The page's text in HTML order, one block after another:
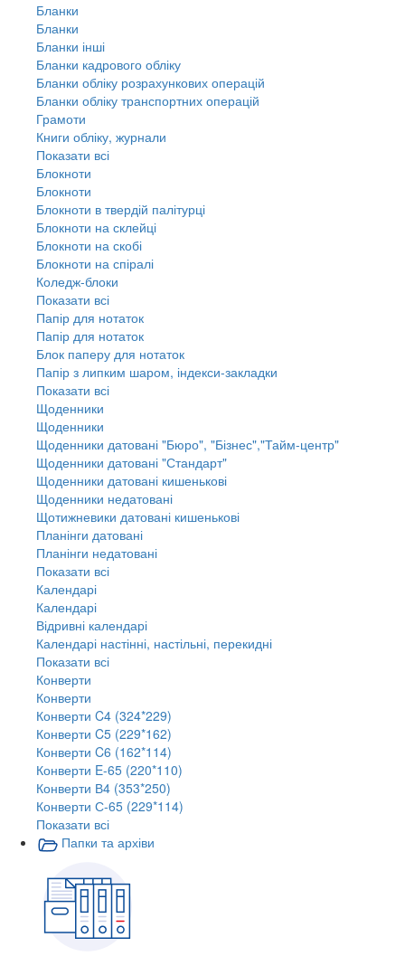
Бланки
Бланки
Бланки інші
Бланки кадрового обліку
Бланки обліку розрахункових операцій
Бланки обліку транспортних операцій
Грамоти
Книги обліку, журнали
Показати всі
Блокноти
Блокноти
Блокноти в твердій палітурці
Блокноти на склейці
Блокноти на скобі
Блокноти на спіралі
Коледж-блоки
Показати всі
Папір для нотаток
Папір для нотаток
Блок паперу для нотаток
Папір з липким шаром, індекси-закладки
Показати всі
Щоденники
Щоденники
Щоденники датовані "Бюро", "Бізнес","Тайм-центр"
Щоденники датовані "Стандарт"
Щоденники датовані кишенькові
Щоденники недатовані
Щотижневики датовані кишенькові
Планінги датовані
Планінги недатовані
Показати всі
Календарі
Календарі
Відривні календарі
Календарі настінні, настільні, перекидні
Показати всі
Конверти
Конверти
Конверти C4 (324*229)
Конверти C5 (229*162)
Конверти C6 (162*114)
Конверти E-65 (220*110)
Конверти В4 (353*250)
Конверти С-65 (229*114)
Показати всі
Папки та архіви